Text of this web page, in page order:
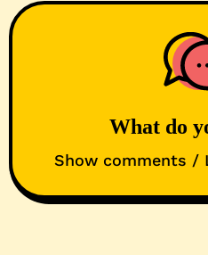
What do
Show comments /